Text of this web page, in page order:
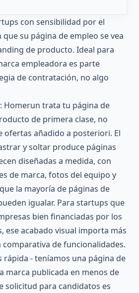
con sensibilidad por el
su página de empleo se vea
de producto. Ideal para
empleadora es parte
de contratación, no algo
: Homerun trata tu página de
de primera clase, no
ofertas añadido a posteriori. El
y soltar produce páginas
diseñadas a medida, con
de marca, fotos del equipo y
la mayoría de páginas de
igualar. Para startups que
bien financiadas por los
ese acabado visual importa más
de funcionalidades.
rápida - teníamos una página de
marca publicada en menos de
solicitud para candidatos es